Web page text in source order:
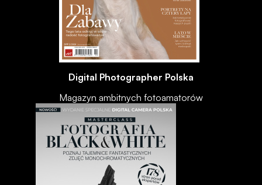
Digital Photographer Polska
Magazyn ambitnych fotoamatorów